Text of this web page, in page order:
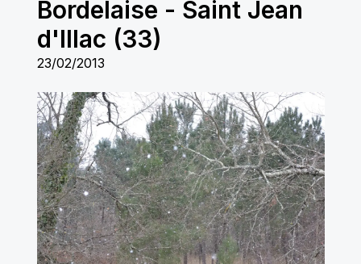
Bordelaise - Saint Jean
d'Illac (33)
23/02/2013